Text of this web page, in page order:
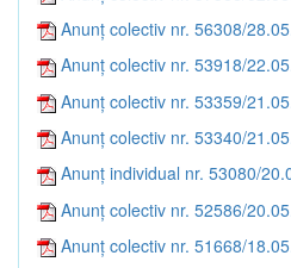
Anunț colectiv nr. 56308/
Anunț colectiv nr. 53918/
Anunț colectiv nr. 53359/
Anunț colectiv nr. 53340/
Anunț individual nr. 53080/
Anunț colectiv nr. 52586/
Anunț colectiv nr. 51668/